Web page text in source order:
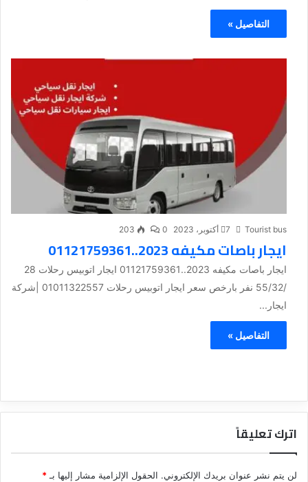
التفاصيل »
Tourist bus 7 أكتوبر، 2023 0
203
ايجار باصات مكيفه 2023..01121759361
ايجار باصات مكيفه 2023..01121759361 ايجار اتوبيس رحلات 28
/55/32 نفر بارخص سعر ايجار اتوبيس رحلات 01011322557 |شركة
ايجار...
التفاصيل »
اترك تعليقاً
لن يتم نشر عنوان بريدك الإلكتروني. الحقول الإلزامية مشار إليها بـ *